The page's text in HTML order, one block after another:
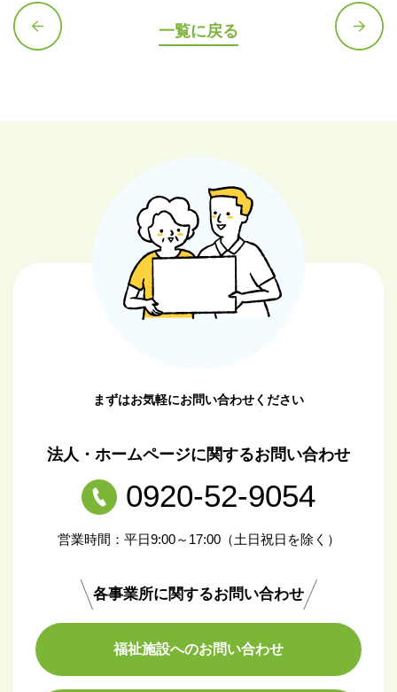
一覧に戻る
まずはお気軽にお問い合わせください
法人・ホームページに関するお問い合わせ
0920-52-9054
営業時間：平日9:00～17:00（土日祝日を除く）
各事業所に関するお問い合わせ
福祉施設へのお問い合わせ